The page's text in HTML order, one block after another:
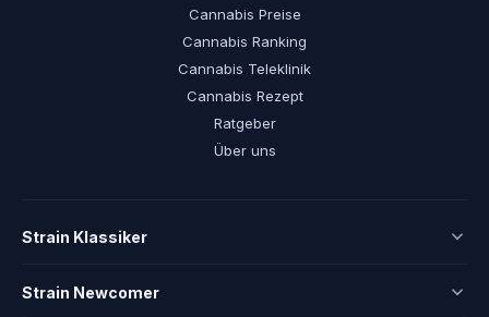
Cannabis Preise
Cannabis Ranking
Cannabis Teleklinik
Cannabis Rezept
Ratgeber
Über uns
Strain Klassiker
Strain Newcomer